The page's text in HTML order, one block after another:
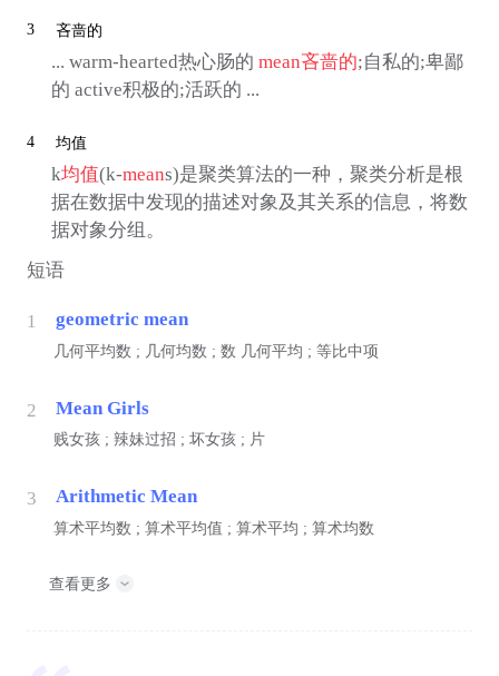
3 吝啬的
... warm-hearted热心肠的 mean吝啬的;自私的;卑鄙
的 active积极的;活跃的 ...
4 均值
k均值(k-means)是聚类算法的一种，聚类分析是根
据在数据中发现的描述对象及其关系的信息，将数
据对象分组。
短语
1 geometric mean
几何平均数 ; 几何均数 ; 数 几何平均 ; 等比中项
2 Mean Girls
贱女孩 ; 辣妹过招 ; 坏女孩 ; 片
3 Arithmetic Mean
算术平均数 ; 算术平均值 ; 算术平均 ; 算术均数
查看更多